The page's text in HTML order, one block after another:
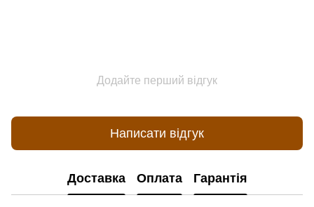
Додайте перший відгук
Написати відгук
Доставка Оплата Гарантія